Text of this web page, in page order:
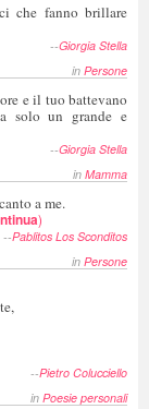
che fanno brillare
--Giorgia Stella
in Persone
e il tuo battevano
solo un grande e
--Giorgia Stella
in Mamma
a me.
)
--Pablitos Los Sconditos
in Persone
--Pietro Colucciello
in Poesie personali